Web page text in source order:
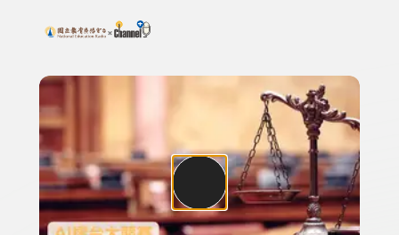
上方功能區塊
搜尋關鍵字：可輸入節目名稱、主持人或關鍵字